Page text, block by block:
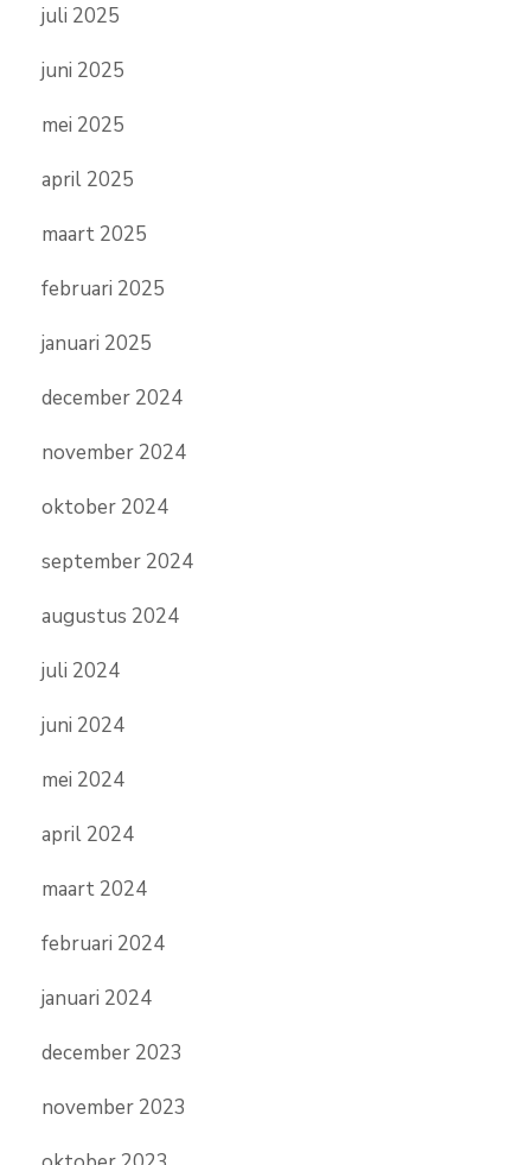
juli 2025
juni 2025
mei 2025
april 2025
maart 2025
februari 2025
januari 2025
december 2024
november 2024
oktober 2024
september 2024
augustus 2024
juli 2024
juni 2024
mei 2024
april 2024
maart 2024
februari 2024
januari 2024
december 2023
november 2023